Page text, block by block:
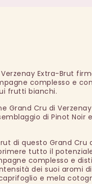
Extra-Brut
complesso e
frutti bianchi.
Grand Cru di
di Pinot Noir
di questo Grand Cru
tutto il
complesso e
dei suoi aromi
e mela